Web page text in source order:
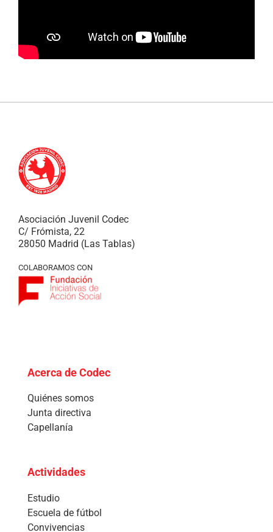
Asociación Juvenil Codec
C/ Frómista, 22
28050 Madrid (Las Tablas)
COLABORAMOS CON
Acerca de Codec
Quiénes somos
Junta directiva
Capellanía
Actividades
Estudio
Escuela de fútbol
Convivencias